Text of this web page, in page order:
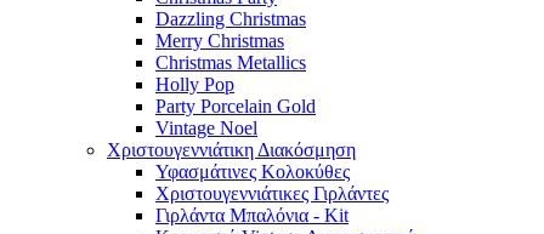
Dazzling Christmas
Merry Christmas
Christmas Metallics
Holly Pop
Party Porcelain Gold
Vintage Noel
Χριστουγεννιάτικη Διακόσμηση
Υφασμάτινες Κολοκύθες
Χριστουγεννιάτικες Γιρλάντες
Γιρλάντα Μπαλόνια - Kit